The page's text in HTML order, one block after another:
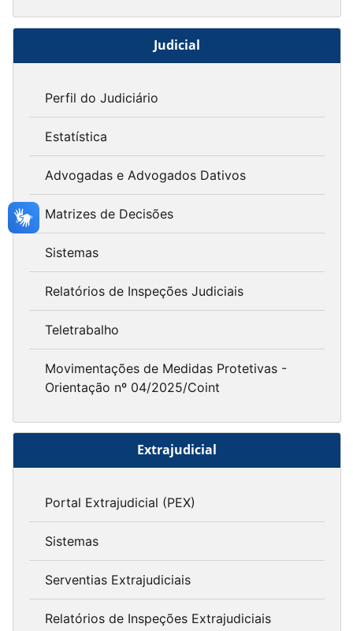
Judicial
Perfil do Judiciário
Estatística
Advogadas e Advogados Dativos
Matrizes de Decisões
Sistemas
Relatórios de Inspeções Judiciais
Teletrabalho
Movimentações de Medidas Protetivas -
Orientação nº 04/2025/Coint
Extrajudicial
Portal Extrajudicial (PEX)
Sistemas
Serventias Extrajudiciais
Relatórios de Inspeções Extrajudiciais